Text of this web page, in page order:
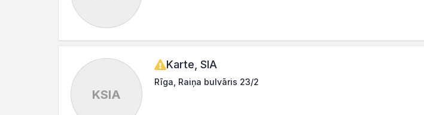
KSIA
Karte, SIA
Rīga, Raiņa bulvāris 23/2